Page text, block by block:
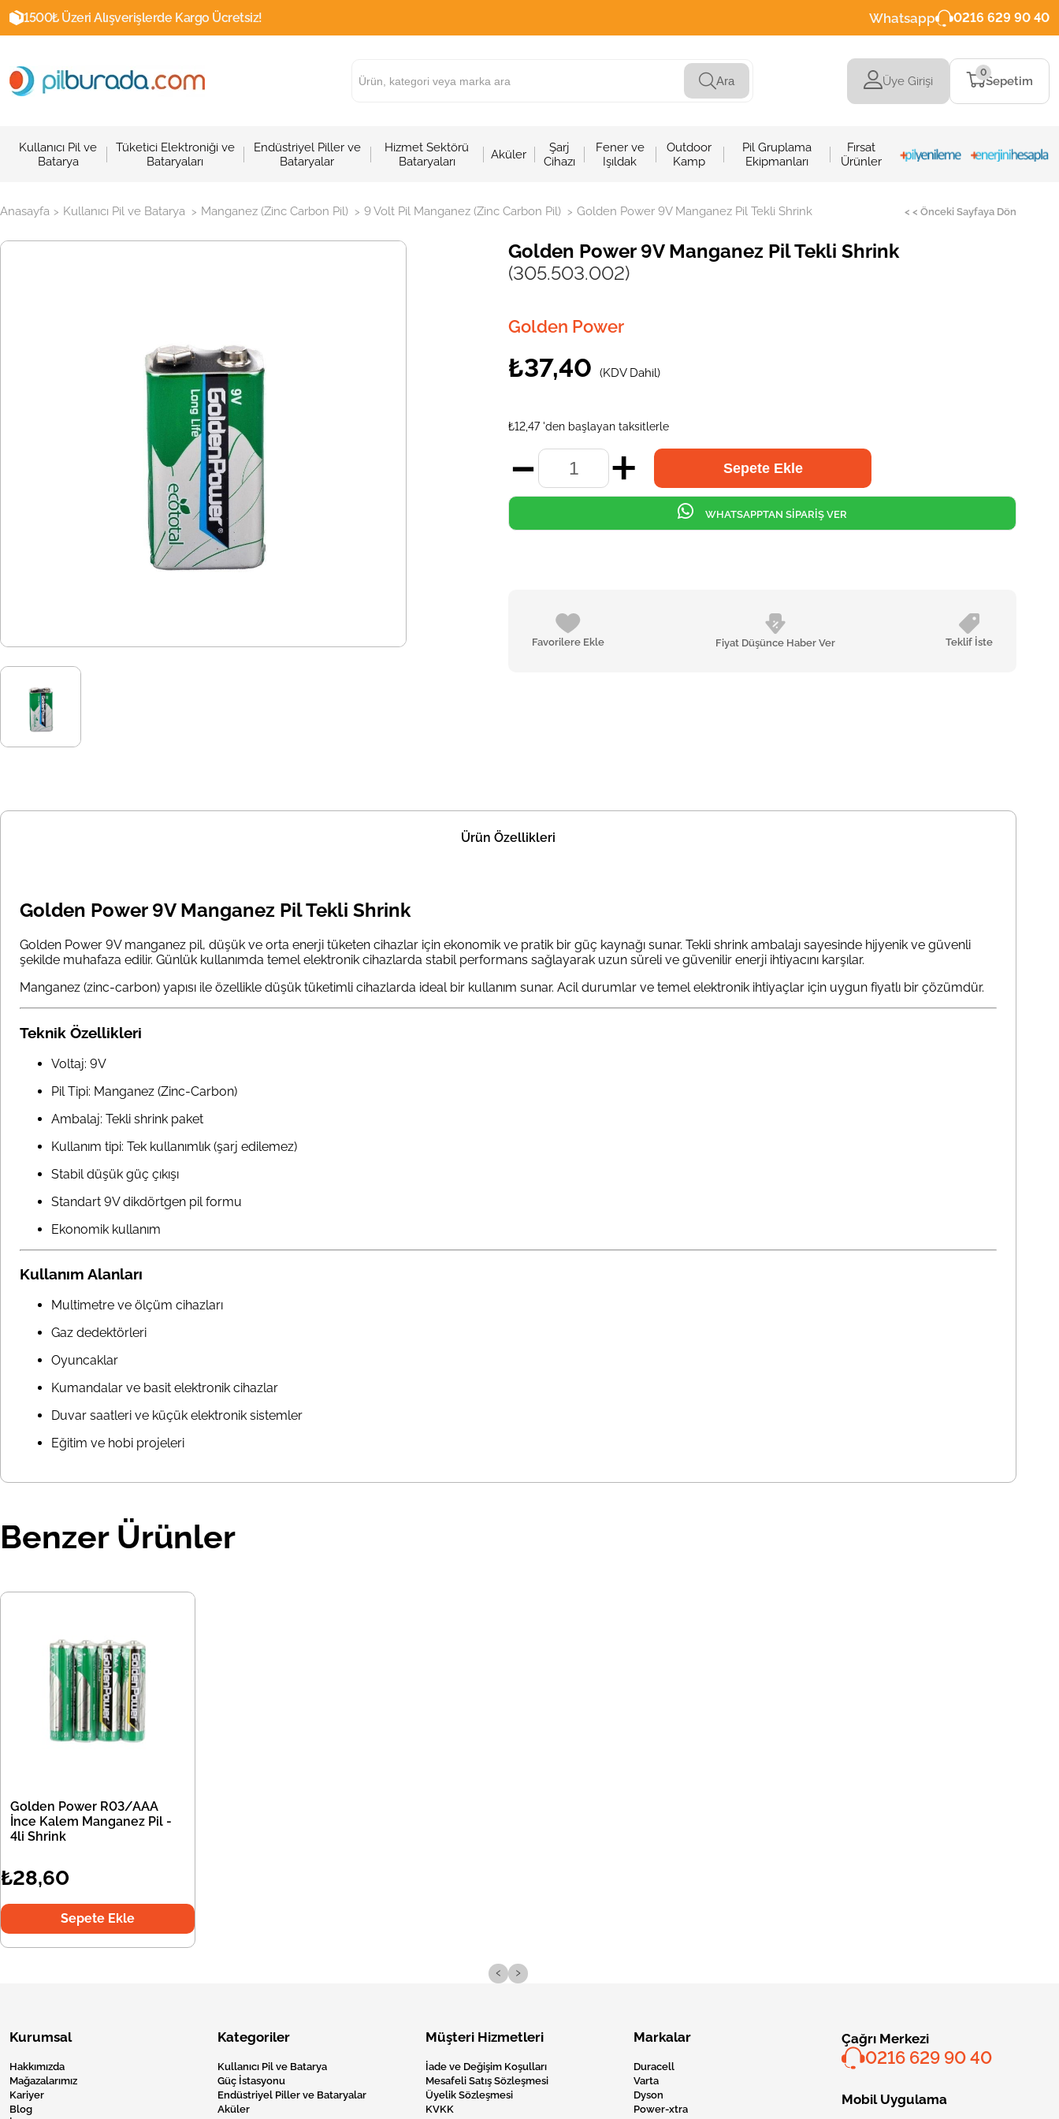
1500₺ Üzeri Alışverişlerde Kargo Ücretsiz! Whatsapp 0216 629 90 40
Ara Üye Girişi Sepetim
0
Kullanıcı Pil ve
Batarya
Tüketici Elektroniği ve
Bataryaları
Endüstriyel Piller ve
Bataryalar
Hizmet Sektörü
Bataryaları
Aküler
Şarj
Cihazı
Fener ve
Işıldak
Outdoor
Kamp
Pil Gruplama
Ekipmanları
Fırsat
Ürünler
Anasayfa > Kullanıcı Pil ve Batarya > Manganez (Zinc Carbon Pil) > 9 Volt Pil Manganez (Zinc Carbon Pil) > Golden Power 9V Manganez Pil Tekli Shrink < < Önceki Sayfaya Dön
Golden Power 9V Manganez Pil Tekli Shrink
(305.503.002)
Golden Power
₺37,40 (KDV Dahil)
₺12,47 'den başlayan taksitlerle
Favorilere Ekle Fiyat Düşünce Haber Ver Teklif İste
WHATSAPPTAN SİPARİŞ VER
Ürün Özellikleri
Golden Power 9V Manganez Pil Tekli Shrink
Golden Power 9V manganez pil, düşük ve orta enerji tüketen cihazlar için ekonomik ve pratik bir güç kaynağı sunar. Tekli shrink ambalajı sayesinde hijyenik ve güvenli
şekilde muhafaza edilir. Günlük kullanımda temel elektronik cihazlarda stabil performans sağlayarak uzun süreli ve güvenilir enerji ihtiyacını karşılar.
Manganez (zinc-carbon) yapısı ile özellikle düşük tüketimli cihazlarda ideal bir kullanım sunar. Acil durumlar ve temel elektronik ihtiyaçlar için uygun fiyatlı bir çözümdür.
Teknik Özellikleri
Voltaj: 9V
Pil Tipi: Manganez (Zinc-Carbon)
Ambalaj: Tekli shrink paket
Kullanım tipi: Tek kullanımlık (şarj edilemez)
Stabil düşük güç çıkışı
Standart 9V dikdörtgen pil formu
Ekonomik kullanım
Kullanım Alanları
Multimetre ve ölçüm cihazları
Gaz dedektörleri
Oyuncaklar
Kumandalar ve basit elektronik cihazlar
Duvar saatleri ve küçük elektronik sistemler
Eğitim ve hobi projeleri
Benzer Ürünler
Golden Power R03/AAA
İnce Kalem Manganez Pil -
4li Shrink
₺28,60
Sepete Ekle
‹ ›
Kurumsal
Hakkımızda
Mağazalarımız
Kariyer
Blog
Kategoriler
Kullanıcı Pil ve Batarya
Güç İstasyonu
Endüstriyel Piller ve Bataryalar
Aküler
Müşteri Hizmetleri
İade ve Değişim Koşulları
Mesafeli Satış Sözleşmesi
Üyelik Sözleşmesi
KVKK
Markalar
Duracell
Varta
Dyson
Power-xtra
Çağrı Merkezi
0216 629 90 40
Mobil Uygulama